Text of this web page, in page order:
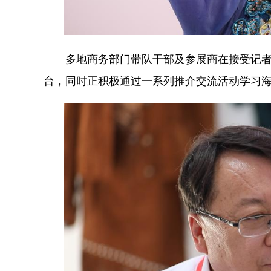
多地商务部门带队干部及参展商在接受记
台，同时正积极通过一系列推介交流活动学习